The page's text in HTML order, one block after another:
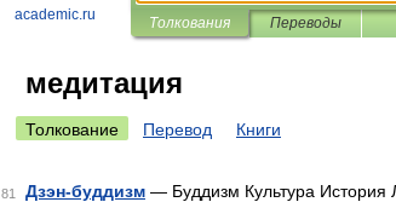
academic.ru Толкования Переводы
медитация
Толкование Перевод Книги
81 Дзэн-буддизм — Буддизм Культура